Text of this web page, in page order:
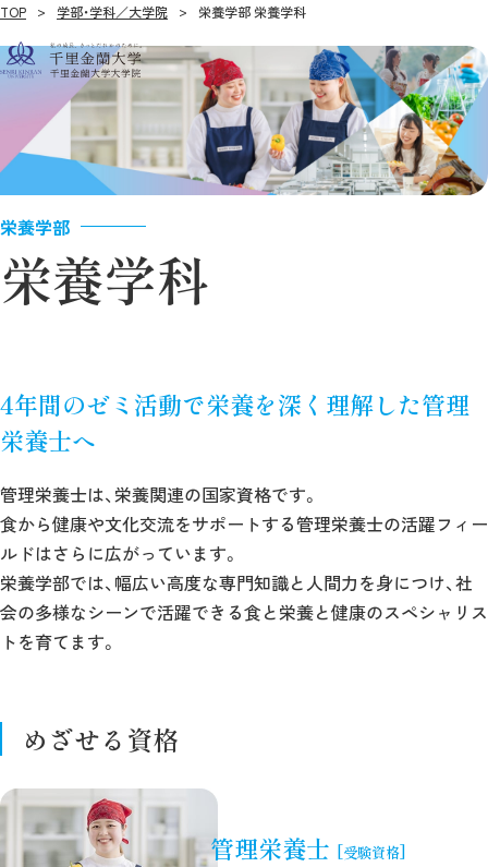
TOP 学部・学科／大学院 栄養学部 栄養学科
栄養学部
栄養学科
4年間のゼミ活動で栄養を深く理解した管理
栄養士へ
管理栄養士は、栄養関連の国家資格です。
食から健康や文化交流をサポートする管理栄養士の活躍フィー
ルドはさらに広がっています。
栄養学部では、幅広い高度な専門知識と人間力を身につけ、社
会の多様なシーンで活躍できる食と栄養と健康のスペシャリス
トを育てます。
めざせる資格
管理栄養士 [受験資格]